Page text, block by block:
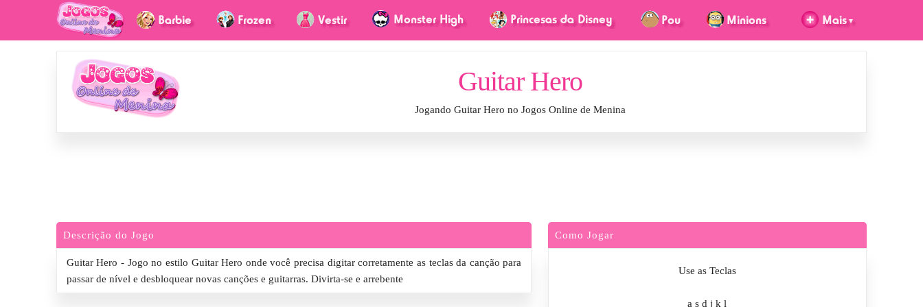
Guitar Hero
Jogando Guitar Hero no Jogos Online de Menina
Descrição do Jogo
Guitar Hero - Jogo no estilo Guitar Hero onde você precisa digitar corretamente as teclas da canção para
passar de nível e desbloquear novas canções e guitarras. Divirta-se e arrebente
Como Jogar
Use as Teclas
a s d j k l